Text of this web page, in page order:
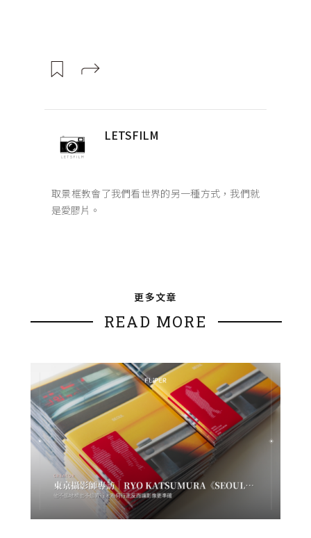
LETSFILM
取景框教會了我們看世界的另一種方式，我們就
是愛膠片。
更多文章
READ MORE